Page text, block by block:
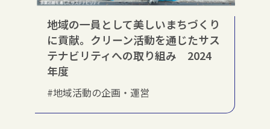
地域の一員として美しいまちづくり
に貢献。クリーン活動を通じたサス
テナビリティへの取り組み 2024
年度
#地域活動の企画・運営